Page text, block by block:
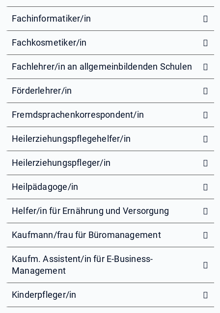
Fachinformatiker/in
Fachkosmetiker/in
Fachlehrer/in an allgemeinbildenden Schulen
Förderlehrer/in
Fremdsprachenkorrespondent/in
Heilerziehungspflegehelfer/in
Heilerziehungspfleger/in
Heilpädagoge/in
Helfer/in für Ernährung und Versorgung
Kaufmann/frau für Büromanagement
Kaufm. Assistent/in für E-Business-
Management
Kinderpfleger/in